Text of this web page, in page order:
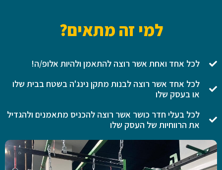
למי זה מתאים?
לכל אחד ואחת אשר רוצה להתאמן ולהיות אלופ/ה!
לכל אחד אשר רוצה לבנות מתקן נינג'ה בשטח בבית שלו
או בעסק שלו
לכל בעלי חדר כושר אשר רוצה להכניס מתאמנים ולהגדיל
את הרווחיות של העסק שלו